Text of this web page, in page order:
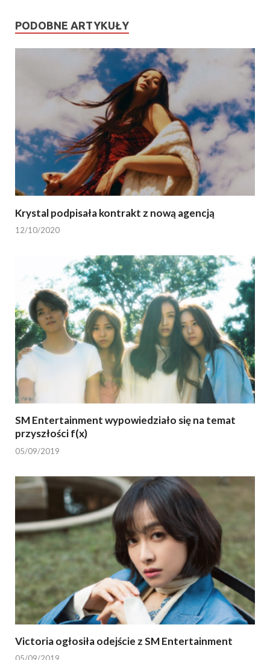
PODOBNE ARTYKUŁY
Krystal podpisała kontrakt z nową agencją
12/10/2020
SM Entertainment wypowiedziało się na temat
przyszłości f(x)
05/09/2019
Victoria ogłosiła odejście z SM Entertainment